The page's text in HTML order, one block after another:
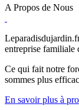
A Propos de Nous
entreprise familiale
Ce qui fait notre
sommes plus
En savoir plus à